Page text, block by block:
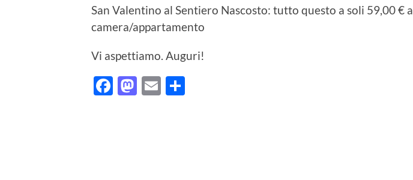
San Valentino al Sentiero Nascosto: tutto questo a soli 59,00 € a
camera/appartamento
Vi aspettiamo. Auguri!
Facebook
Mastodon
Email